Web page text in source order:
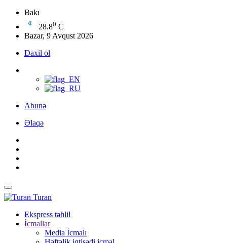
Bakı
28.80 C
Bazar, 9 Avqust 2026
Daxil ol
Abunə
Əlaqə
Turan
Ekspress təhlil
İcmallar
Media İcmalı